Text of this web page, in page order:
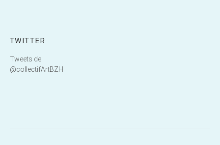
TWITTER
Tweets de
@collectifArtBZH